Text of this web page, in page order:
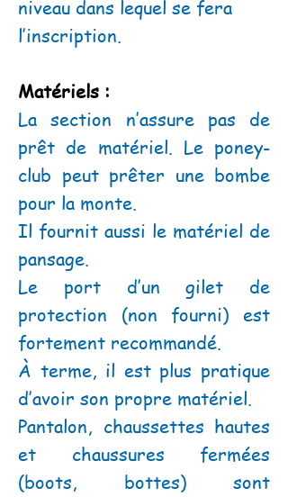
niveau dans lequel se fera
l’inscription.
Matériels :
La section n’assure pas de
prêt de matériel. Le poney-
club peut prêter une bombe
pour la monte.
Il fournit aussi le matériel de
pansage.
Le port d’un gilet de
protection (non fourni) est
fortement recommandé.
À terme, il est plus pratique
d’avoir son propre matériel.
Pantalon, chaussettes hautes
et chaussures fermées
(boots, bottes) sont